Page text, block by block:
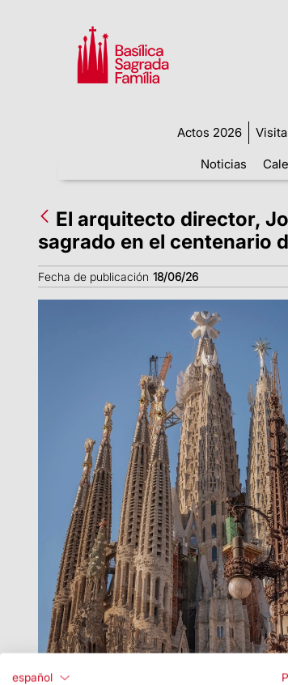
Actos 2026 Visita
Noticias
El arquitecto director,
sagrado en el centenario
Fecha de publicación 18/06/26
español